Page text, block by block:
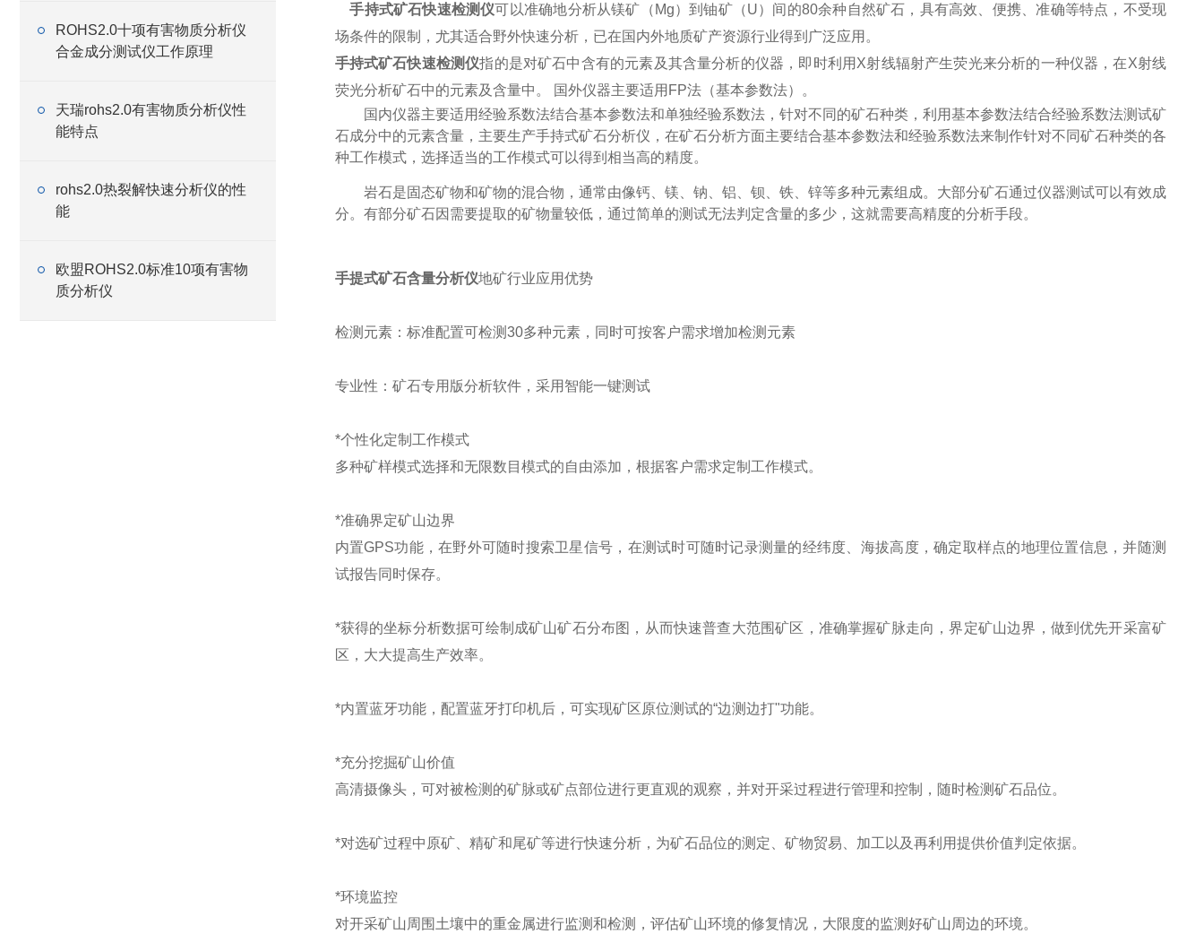
ROHS2.0十项有害物质分析仪
合金成分测试仪工作原理
天瑞rohs2.0有害物质分析仪性
能特点
rohs2.0热裂解快速分析仪的性
能
欧盟ROHS2.0标准10项有害物
质分析仪
手持式矿石快速检测仪可以准确地分析从镁矿（Mg）到铀矿（U）间的80余种自然矿石，具有高效、便携、准确等特点，不受现
场条件的限制，尤其适合野外快速分析，已在国内外地质矿产资源行业得到广泛应用。
手持式矿石快速检测仪指的是对矿石中含有的元素及其含量分析的仪器，即时利用X射线辐射产生荧光来分析的一种仪器，在X射线
荧光分析矿石中的元素及含量中。 国外仪器主要适用FP法（基本参数法）。
国内仪器主要适用经验系数法结合基本参数法和单独经验系数法，针对不同的矿石种类，利用基本参数法结合经验系数法测试矿
石成分中的元素含量，主要生产手持式矿石分析仪，在矿石分析方面主要结合基本参数法和经验系数法来制作针对不同矿石种类的各
种工作模式，选择适当的工作模式可以得到相当高的精度。
岩石是固态矿物和矿物的混合物，通常由像钙、镁、钠、铝、钡、铁、锌等多种元素组成。大部分矿石通过仪器测试可以有效成
分。有部分矿石因需要提取的矿物量较低，通过简单的测试无法判定含量的多少，这就需要高精度的分析手段。
手提式矿石含量分析仪地矿行业应用优势
检测元素：标准配置可检测30多种元素，同时可按客户需求增加检测元素
专业性：矿石专用版分析软件，采用智能一键测试
*个性化定制工作模式
多种矿样模式选择和无限数目模式的自由添加，根据客户需求定制工作模式。
*准确界定矿山边界
内置GPS功能，在野外可随时搜索卫星信号，在测试时可随时记录测量的经纬度、海拔高度，确定取样点的地理位置信息，并随测
试报告同时保存。
*获得的坐标分析数据可绘制成矿山矿石分布图，从而快速普查大范围矿区，准确掌握矿脉走向，界定矿山边界，做到优先开采富矿
区，大大提高生产效率。
*内置蓝牙功能，配置蓝牙打印机后，可实现矿区原位测试的“边测边打"功能。
*充分挖掘矿山价值
高清摄像头，可对被检测的矿脉或矿点部位进行更直观的观察，并对开采过程进行管理和控制，随时检测矿石品位。
*对选矿过程中原矿、精矿和尾矿等进行快速分析，为矿石品位的测定、矿物贸易、加工以及再利用提供价值判定依据。
*环境监控
对开采矿山周围土壤中的重金属进行监测和检测，评估矿山环境的修复情况，大限度的监测好矿山周边的环境。